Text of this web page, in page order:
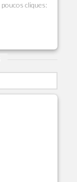
cliques: